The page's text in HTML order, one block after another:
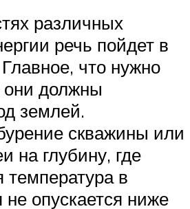
различных
речь пойдет в
что нужно
они должны
землей.
скважины или
на глубину, где
температура в
опускается ниже